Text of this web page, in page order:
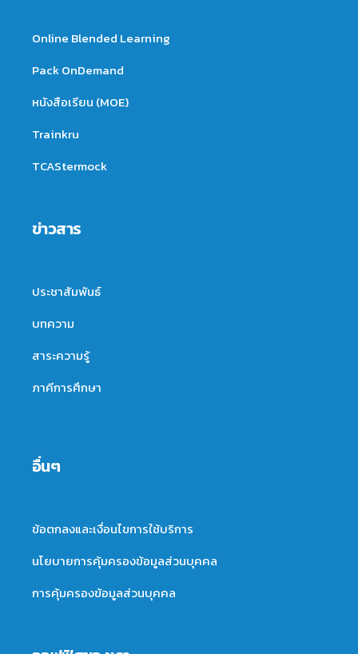
Online Blended Learning
Pack OnDemand
หนังสือเรียน (MOE)
Trainkru
TCAStermock
ข่าวสาร
ประชาสัมพันธ์
บทความ
สาระความรู้
ภาคีการศึกษา
อื่นๆ
ข้อตกลงและเงื่อนไขการใช้บริการ
นโยบายการคุ้มครองข้อมูลส่วนบุคคล
การคุ้มครองข้อมูลส่วนบุคคล